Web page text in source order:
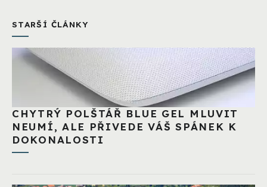
STARŠÍ ČLÁNKY
CHYTRÝ POLŠTÁŘ BLUE GEL MLUVIT
NEUMÍ, ALE PŘIVEDE VÁŠ SPÁNEK K
DOKONALOSTI